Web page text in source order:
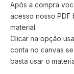
Após a compra
acesso nosso
material.
Clicar na opção
conta no canvas
basta usar o